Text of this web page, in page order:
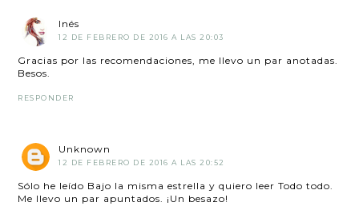
Inés
12 DE FEBRERO DE 2016 A LAS 20:03
Gracias por las recomendaciones, me llevo un par anotadas.
Besos.
RESPONDER
Unknown
12 DE FEBRERO DE 2016 A LAS 20:52
Sólo he leído Bajo la misma estrella y quiero leer Todo todo.
Me llevo un par apuntados. ¡Un besazo!